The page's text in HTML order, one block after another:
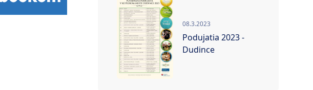
08.3.2023
Podujatia 2023 -
Dudince